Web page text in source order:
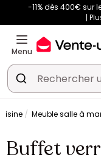
-11% dès 400€ sur
Menu
Meuble salle à
Buffet